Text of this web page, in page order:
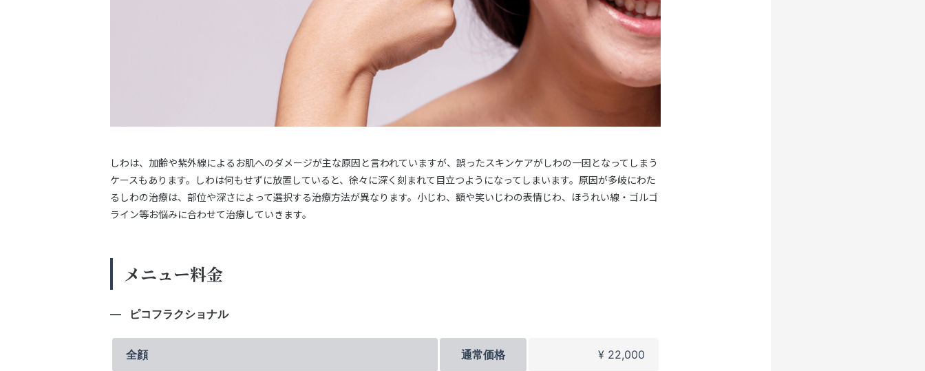
しわは、加齢や紫外線によるお肌へのダメージが主な原因と言われていますが、誤ったスキンケアがしわの一因となってしまう
ケースもあります。しわは何もせずに放置していると、徐々に深く刻まれて目立つようになってしまいます。原因が多岐にわた
るしわの治療は、部位や深さによって選択する治療方法が異なります。小じわ、額や笑いじわの表情じわ、ほうれい線・ゴルゴ
ライン等お悩みに合わせて治療していきます。
メニュー料金
ピコフラクショナル
全顔 通常価格 ¥ 22,000